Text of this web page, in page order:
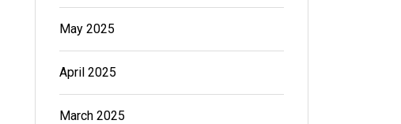
May 2025
April 2025
March 2025